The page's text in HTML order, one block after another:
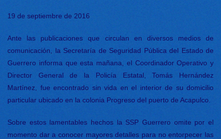
19 de septiembre de 2016
Ante las publicaciones que circulan en diversos medios de
comunicación, la Secretaría de Seguridad Pública del Estado de
Guerrero informa que esta mañana, el Coordinador Operativo y
Director General de la Policía Estatal, Tomás Hernández
Martínez, fue encontrado sin vida en el interior de su domicilio
particular ubicado en la colonia Progreso del puerto de Acapulco.
Sobre estos lamentables hechos la SSP Guerrero omite por el
momento dar a conocer mayores detalles para no entorpecer las